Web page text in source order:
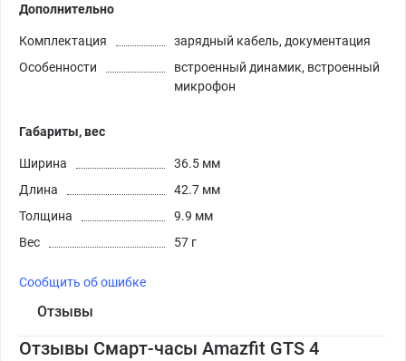
Дополнительно
Комплектация
зарядный кабель, документация
Особенности
встроенный динамик, встроенный
микрофон
Габариты, вес
Ширина
36.5 мм
Длина
42.7 мм
Толщина
9.9 мм
Вес
57 г
Сообщить об ошибке
Отзывы
Отзывы Смарт-часы Amazfit GTS 4